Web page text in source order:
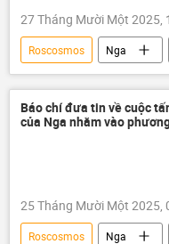
Khoa học
đi du lịch
Quan điểm-Ý kiến
27 Tháng Mười Một 2025,
Roscosmos Nga
Soyuz MS
Tàu vũ
Soyuz-2.1a
NASA
vũ trụ
Báo chí đưa tin về cuộc
của Nga nhằm vào
25 Tháng Mười Một 2025,
Roscosmos Nga